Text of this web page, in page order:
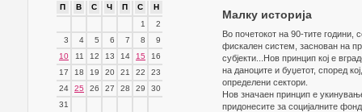
П В С Ч П С
Н
1
2
3
4 5 6 7 8
9
10
11 12 13 14 15
16
17
18 19 20 21 22
23
24
25 26 27 28 29
30
31
Малку историја
Во почетокот на 90-тите
фискален систем, заснован на
субјекти...Нов принцип кој е
на даноците и буџетот, според
определени сектори.
Нов значаен принцип е
придонесите за социјалните